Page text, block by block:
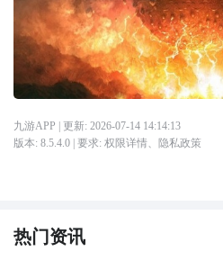
九游APP | 更新: 2026-07-14 14:14:13
版本: 8.5.4.0| 要求: 权限详情、 隐私政策
热门资讯